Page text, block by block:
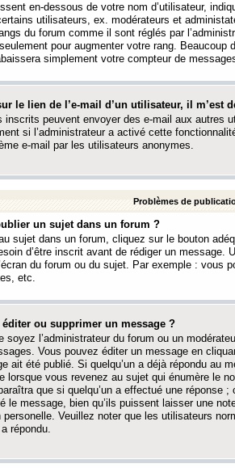
en-dessous de votre nom d’utilisateur,
utilisateurs, ex. modérateurs et
du forum comme il sont réglés par
pour augmenter votre rang. Beaucoup
simplement votre compteur de
le lien de l’e-mail d’un utilisateur, il m’est
peuvent envoyer des e-mail aux autres
si l’administrateur a activé cette
e-mail par les utilisateurs anonymes.
Problèmes de
un sujet dans un forum ?
sujet dans un forum, cliquez sur le bouton
d’être inscrit avant de rédiger un
du forum ou du sujet. Par exemple : vous
etc.
ou supprimer un message ?
soyez l’administrateur du forum ou un
Vous pouvez éditer un message en
ait été publié. Si quelqu’un a déjà répondu au
lorsque vous revenez au sujet qui énumère le
que si quelqu’un a effectué une réponse
le message, bien qu’ils puissent laisser une
Veuillez noter que les utilisateurs
répondu.